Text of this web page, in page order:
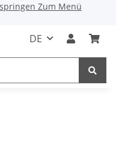
Zum Menü
DE